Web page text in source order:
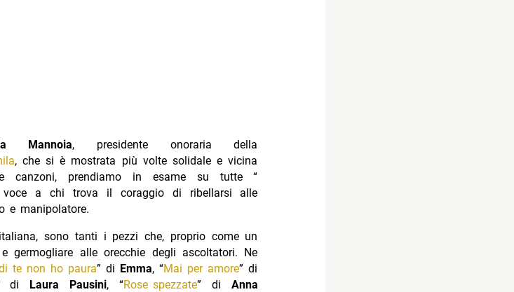
Mannoia, presidente onoraria della
, che si è mostrata più volte solidale e vicina
canzoni, prendiamo in esame su tutte “
a chi trova il coraggio di ribellarsi alle
e manipolatore.
sono tanti i pezzi che, proprio come un
germogliare alle orecchie degli ascoltatori. Ne
te non ho paura” di Emma, “Mai per amore” di
di Laura Pausini, “Rose spezzate” di Anna